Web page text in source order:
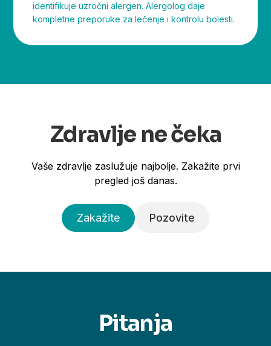
identifikuje uzročni alergen. Alergolog daje
kompletne preporuke za lečenje i kontrolu bolesti.
Zdravlje ne čeka
Vaše zdravlje zaslužuje najbolje. Zakažite prvi
pregled još danas.
Zakažite Pozovite
Pitanja